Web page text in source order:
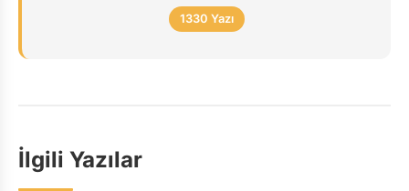
1330 Yazı
İlgili Yazılar